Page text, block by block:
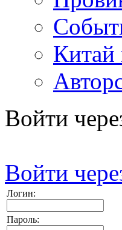
Китай
Войти
Войти
Логин:
Пароль: